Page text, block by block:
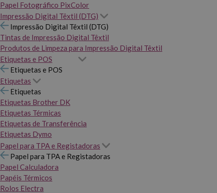
Papel Fotográfico PixColor
Impressão Digital Têxtil (DTG)
Impressão Digital Têxtil (DTG)
Tintas de Impressão Digital Têxtil
Produtos de Limpeza para Impressão Digital Têxtil
Etiquetas e POS
Etiquetas e POS
Etiquetas
Etiquetas
Etiquetas Brother DK
Etiquetas Térmicas
Etiquetas de Transferência
Etiquetas Dymo
Papel para TPA e Registadoras
Papel para TPA e Registadoras
Papel Calculadora
Papéis Térmicos
Rolos Electra